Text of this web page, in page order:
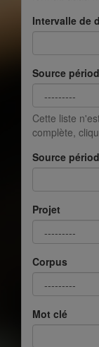
Intervalle de
Source
Cette liste
complète,
Source
Projet
Corpus
Mot clé